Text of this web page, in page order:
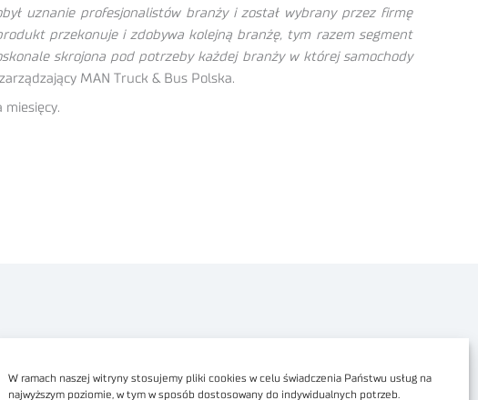
W ramach naszej witryny stosujemy pliki cookies w celu świadczenia Państwu usług na
najwyższym poziomie, w tym w sposób dostosowany do indywidualnych potrzeb.
uznanie profesjonalistów branży i został wybrany przez firmę
przekonuje i zdobywa kolejną branżę, tym razem segment
skrojona pod potrzeby każdej branży w której samochody
MAN Truck & Bus Polska.
Dostępność cyfrowa